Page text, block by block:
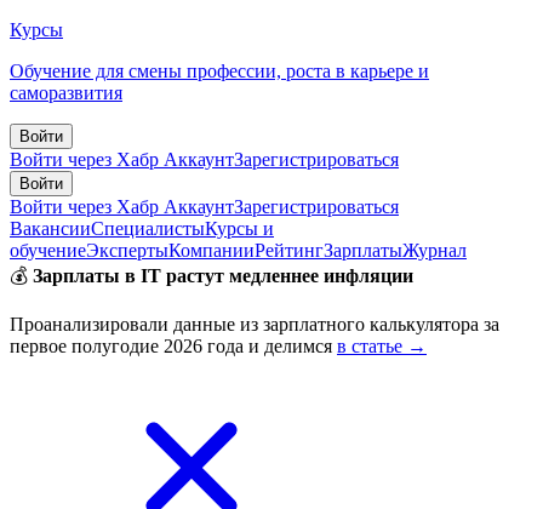
Курсы
Обучение для смены профессии, роста в карьере и
саморазвития
Войти
Войти через Хабр АккаунтЗарегистрироваться
Войти
Войти через Хабр АккаунтЗарегистрироваться
ВакансииСпециалистыКурсы и
обучениеЭкспертыКомпанииРейтингЗарплатыЖурнал
💰 Зарплаты в IT растут медленнее инфляции
Проанализировали данные из зарплатного калькулятора за
первое полугодие 2026 года и делимся в статье →